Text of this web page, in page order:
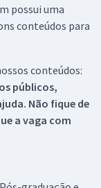
possui uma
conteúdos para
conteúdos:
públicos,
Não fique de
a vaga com